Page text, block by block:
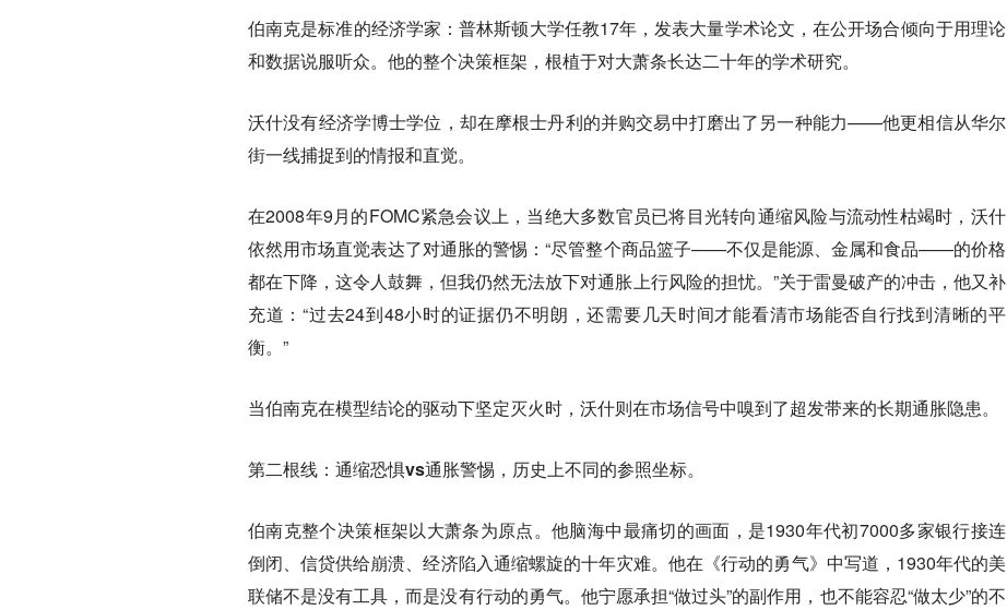
伯南克是标准的经济学家：普林斯顿大学任教17年，发表大量学术论文，在公开场合倾向于用理论
和数据说服听众。他的整个决策框架，根植于对大萧条长达二十年的学术研究。
沃什没有经济学博士学位，却在摩根士丹利的并购交易中打磨出了另一种能力——他更相信从华尔
街一线捕捉到的情报和直觉。
在2008年9月的FOMC紧急会议上，当绝大多数官员已将目光转向通缩风险与流动性枯竭时，沃什
依然用市场直觉表达了对通胀的警惕：“尽管整个商品篮子——不仅是能源、金属和食品——的价格
都在下降，这令人鼓舞，但我仍然无法放下对通胀上行风险的担忧。”关于雷曼破产的冲击，他又补
充道：“过去24到48小时的证据仍不明朗，还需要几天时间才能看清市场能否自行找到清晰的平
衡。”
当伯南克在模型结论的驱动下坚定灭火时，沃什则在市场信号中嗅到了超发带来的长期通胀隐患。
第二根线：通缩恐惧vs通胀警惕，历史上不同的参照坐标。
伯南克整个决策框架以大萧条为原点。他脑海中最痛切的画面，是1930年代初7000多家银行接连
倒闭、信贷供给崩溃、经济陷入通缩螺旋的十年灾难。他在《行动的勇气》中写道 ，1930年代的美
联储不是没有工具，而是没有行动的勇气。他宁愿承担“做过头”的副作用，也不能容忍“做太少”的不